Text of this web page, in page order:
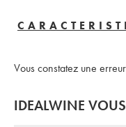
Vous constatez une
IDEALWINE